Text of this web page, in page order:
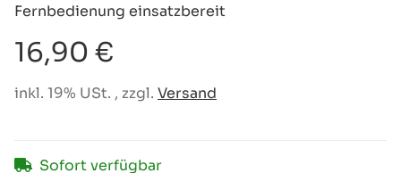
Fernbedienung einsatzbereit
16,90 €
inkl. 19% USt. , zzgl. Versand
Sofort verfügbar